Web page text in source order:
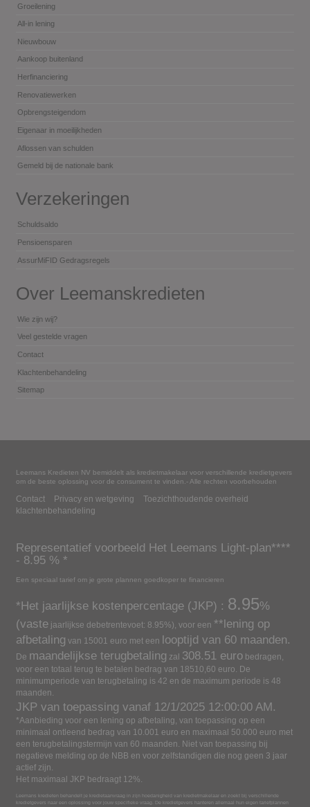
Groeilening
All-in lening
Nieuwbouw
Aankoop buitenland
Herfinanciering
Renovatiewerken
Opbrengsteigendom
Eigenaar in moeilijkheden
Aflossen van schulden
Gemeld bij de nationale bank
Verzekeringen
Schuldsaldo
Pensioensparen
AssurMiFID Gedragsregels
Over Leemanskredieten
Wie zijn wij?
Veel gestelde vragen
Contact
Klachtenbehandeling
Sitemap
Leemans Kredieten NV bemiddelt als kredietmakelaar voor verschillende kredietgevers
om de beste oplossing voor de consument te vinden.- Alle rechten voorbehouden
Contact Privacy en wetgeving
Toezichthoudende overheid
klachtenbehandeling
Representatief voorbeeld Het Leemans Light-plan****
- 8.95 % *
Een speciaal tarief om je grote plannen goedkoper te financieren
*Het jaarlijkse kostenpercentage (JKP) : 8.95%
(vaste jaarlijkse debetrentevoet: 8.95%), voor een **lening op
afbetaling van 15001 euro met een looptijd van 60 maanden.
De maandelijkse terugbetaling zal 308.51 euro bedragen,
voor een totaal terug te betalen bedrag van 18510,60 euro. De
minimumperiode van terugbetaling is 42 en de maximum periode is 48
maanden.
JKP van toepassing vanaf 12/1/2025 12:00:00 AM.
*Aanbieding voor een lening op afbetaling, van toepassing op een
minimaal ontleend bedrag van 10.001 euro en maximaal 50.000 euro met
een terugbetalingstermijn van 60 maanden. Niet van toepassing bij
negatieve melding op de NBB en voor zelfstandigen die nog geen 3 jaar
actief zijn.
Het maximaal JKP bedraagt 12%.
Leemans kredieten behandelt je kredietaanvraag in zijn hoedanigheid van kredietmakelaar en zoekt bij verschillende
kredietgevers naar een oplossing voor jouw specifieke vraag. De kredietgevers hanteren allemaal hun eigen tariefplannen